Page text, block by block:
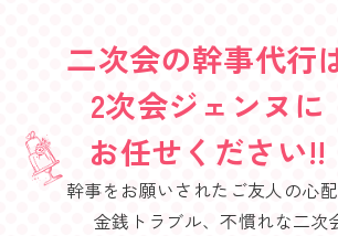
二次会の幹事代行
2次会ジェンヌに
お任せください!!
幹事をお願いされたご友人の心
金銭トラブル、不慣れな二次